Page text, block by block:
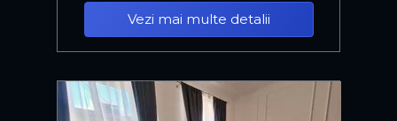
Vezi mai multe detalii